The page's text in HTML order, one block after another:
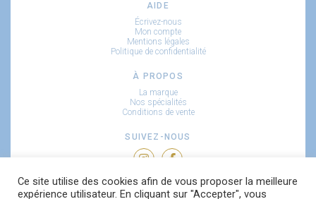
AIDE
Écrivez-nous
Mon compte
Mentions légales
Politique de confidentialité
À PROPOS
La marque
Nos spécialités
Conditions de vente
SUIVEZ-NOUS
RECEVEZ NOS NOUVEAUTÉS
Ce site utilise des cookies afin de vous proposer la meilleure
expérience utilisateur. En cliquant sur "Accepter", vous